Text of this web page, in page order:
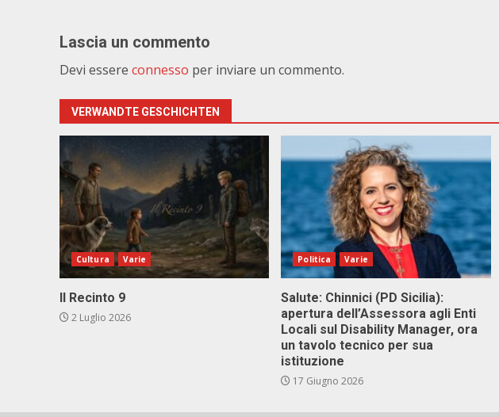
Lascia un commento
Devi essere connesso per inviare un commento.
VERWANDTE GESCHICHTEN
Cultura Varie
Il Recinto 9
2 Luglio 2026
Politica Varie
Salute: Chinnici (PD Sicilia):
apertura dell’Assessora agli Enti
Locali sul Disability Manager, ora
un tavolo tecnico per sua
istituzione
17 Giugno 2026